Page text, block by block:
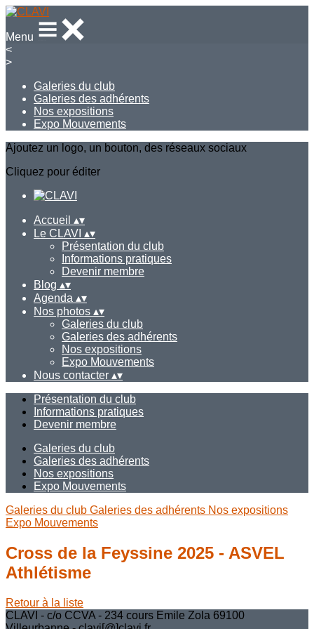
Menu
<
>
Galeries du club
Galeries des adhérents
Nos expositions
Expo Mouvements
Ajoutez un logo, un bouton, des réseaux sociaux
Cliquez pour éditer
Accueil ▴▾
Le CLAVI ▴▾
Présentation du club
Informations pratiques
Devenir membre
Blog ▴▾
Agenda ▴▾
Nos photos ▴▾
Galeries du club
Galeries des adhérents
Nos expositions
Expo Mouvements
Nous contacter ▴▾
Présentation du club
Informations pratiques
Devenir membre
Galeries du club
Galeries des adhérents
Nos expositions
Expo Mouvements
Galeries du club Galeries des adhérents Nos expositions
Expo Mouvements
Cross de la Feyssine 2025 - ASVEL
Athlétisme
Retour à la liste
CLAVI - c/o CCVA - 234 cours Emile Zola 69100